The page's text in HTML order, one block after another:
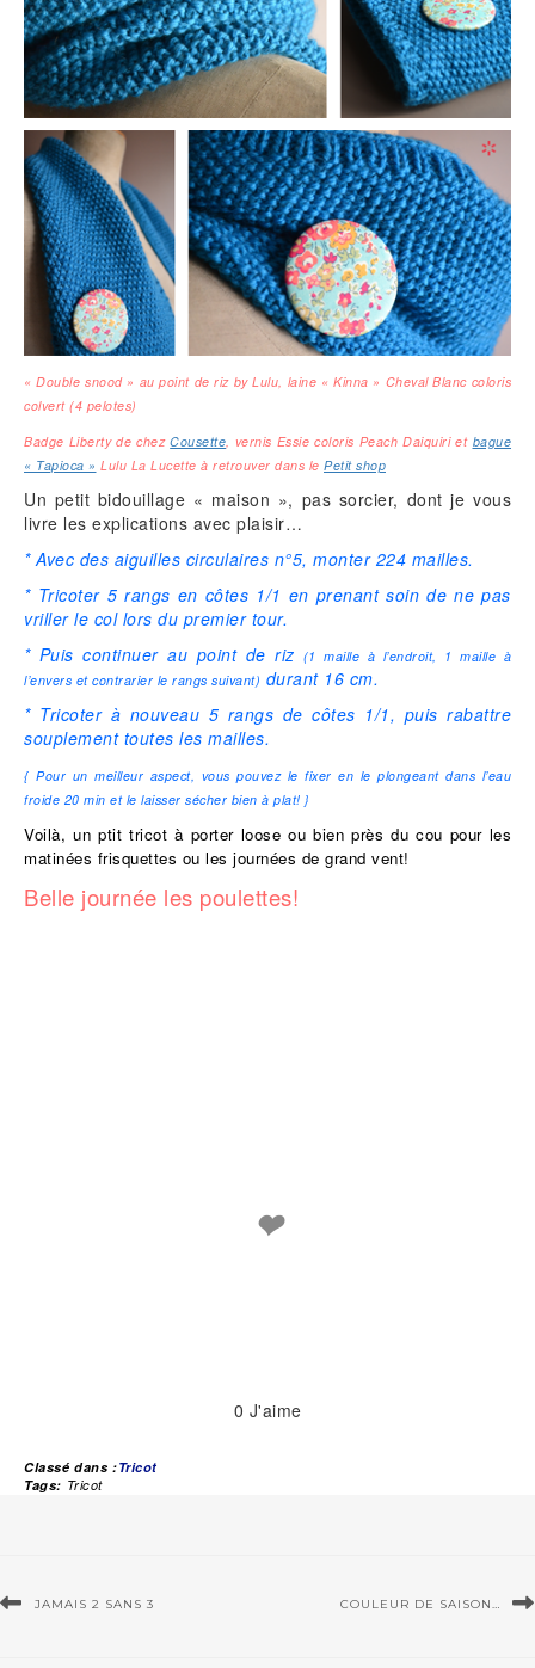
« Double snood » au point de riz by Lulu, laine « Kinna » Cheval Blanc coloris
colvert (4 pelotes)
Badge Liberty de chezCousette, vernis Essie coloris Peach Daiquiri et bague
« Tapioca » Lulu La Lucette à retrouver dans le Petit shop
Un petit bidouillage « maison », pas sorcier, dont je vous
livre les explications avec plaisir…
* Avec des aiguilles circulaires n°5, monter 224 mailles.
* Tricoter 5 rangs en côtes 1/1 en prenant soin de ne pas
vriller le col lors du premier tour.
* Puis continuer au point de riz (1 maille à l’endroit, 1 maille à
l’envers et contrarier le rangs suivant) durant 16 cm.
* Tricoter à nouveau 5 rangs de côtes 1/1, puis rabattre
souplement toutes les mailles.
{ Pour un meilleur aspect, vous pouvez le fixer en le plongeant dans l’eau
froide 20 min et le laisser sécher bien à plat! }
Voilà, un ptit tricot à porter loose ou bien près du cou pour les
matinées frisquettes ou les journées de grand vent!
Belle journée les poulettes!
❤
0 J'aime
Classé dans :Tricot
Tags: Tricot
JAMAIS 2 SANS 3 COULEUR DE SAISON…